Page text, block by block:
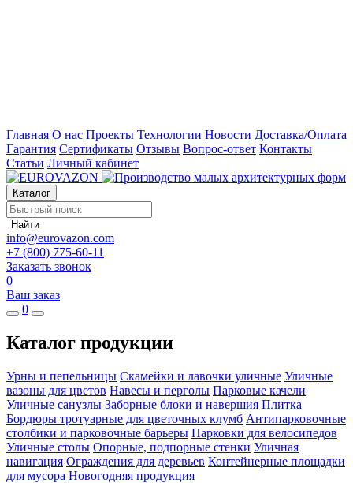
Главная О нас Проекты Технологии Новости Доставка/Оплата
Гарантия Сертификаты Отзывы Вопрос-ответ Контакты
Статьи Личный кабинет
Каталог
Найти
info@eurovazon.com
+7 (800) 775-60-11
Заказать звонок
0
Ваш заказ
0
Каталог продукции
Урны и пепельницы Скамейки и лавочки уличные Уличные
вазоны для цветов Навесы и перголы Парковые качели
Уличные санузлы Заборные блоки и навершия Плитка
Бордюры тротуарные для цветочных клумб Антипарковочные
столбики и парковочные барьеры Парковки для велосипедов
Уличные столы Опорные, подпорные стенки Уличная
навигация Ограждения для деревьев Контейнерные площадки
для мусора Новогодняя продукция